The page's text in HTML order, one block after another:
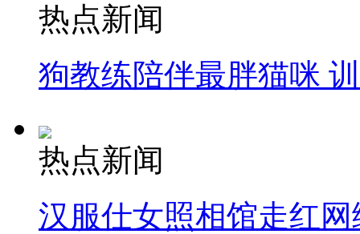
热点新闻
狗教练陪伴最胖猫咪
热点新闻
汉服仕女照相馆走红网